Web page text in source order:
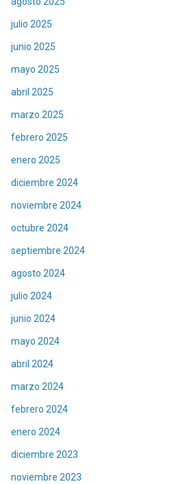
julio 2025
junio 2025
mayo 2025
abril 2025
marzo 2025
febrero 2025
enero 2025
diciembre 2024
noviembre 2024
octubre 2024
septiembre 2024
agosto 2024
julio 2024
junio 2024
mayo 2024
abril 2024
marzo 2024
febrero 2024
enero 2024
diciembre 2023
noviembre 2023